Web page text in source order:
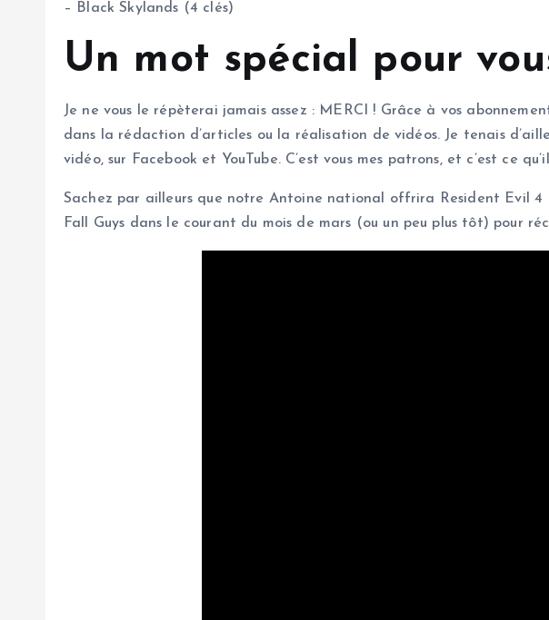
– Black Skylands (4 clés)
Un mot spécial pour
Je ne vous le répèterai jamais assez : MERCI ! Grâce à vos
dans la rédaction d’articles ou la réalisation de vidéos. Je tenais
vidéo, sur Facebook et YouTube. C’est vous mes patrons, et c’est ce
Sachez par ailleurs que notre Antoine national offrira Resident Evil 4
Fall Guys dans le courant du mois de mars (ou un peu plus tôt) pour